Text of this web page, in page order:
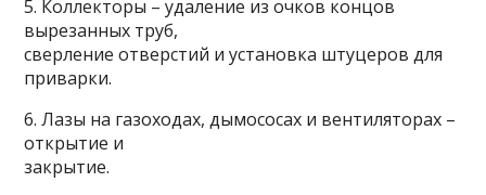
5. Коллекторы – удаление из очков концов
вырезанных труб,
сверление отверстий и установка штуцеров для
приварки.
6. Лазы на газоходах, дымососах и вентиляторах –
открытие и
закрытие.